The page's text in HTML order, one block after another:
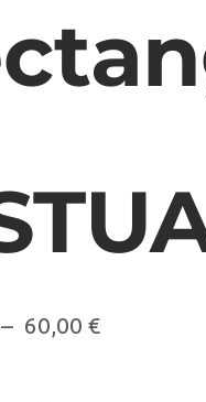
– 60,00 €